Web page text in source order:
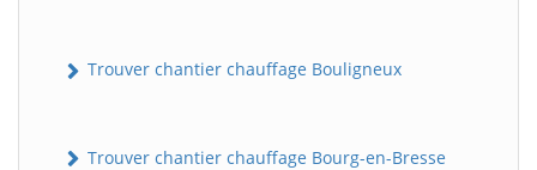
Trouver chantier chauffage Bouligneux
Trouver chantier chauffage Bourg-en-Bresse